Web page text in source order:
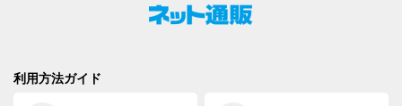
利用方法ガイド